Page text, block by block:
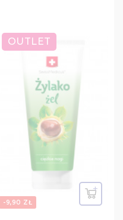
-9,90 ZŁ
OUTLET